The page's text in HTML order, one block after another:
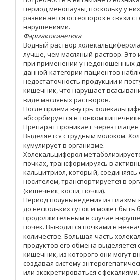
период менопаузы, поскольку у
развивается остеопороз в связи с
нарушениями.
Фармакокинетика
Водный раствор
лучше, чем масляный раствор. Это
при применении у недоношенных
данной категории пациентов
недостаточность продукции и
кишечник, что нарушает
виде масляных растворов.
После приема внутрь
абсорбируется в тонком
Препарат проникает через
Выделяется с грудным молоком.
кумулирует в организме.
Холекальциферол
почках, трансформируясь в
кальцитриол, который, соединяясь
носителем, транспортируется в
(кишечник, кости, почки).
Период полувыведения из плазмы
до нескольких суток и может быть
продолжительным в случае
почек. Выводится почками в
количестве. Большая часть
продуктов его обмена выделяется
кишечник, из которого они могут
создавая систему
или экскретироваться с фекалиями.